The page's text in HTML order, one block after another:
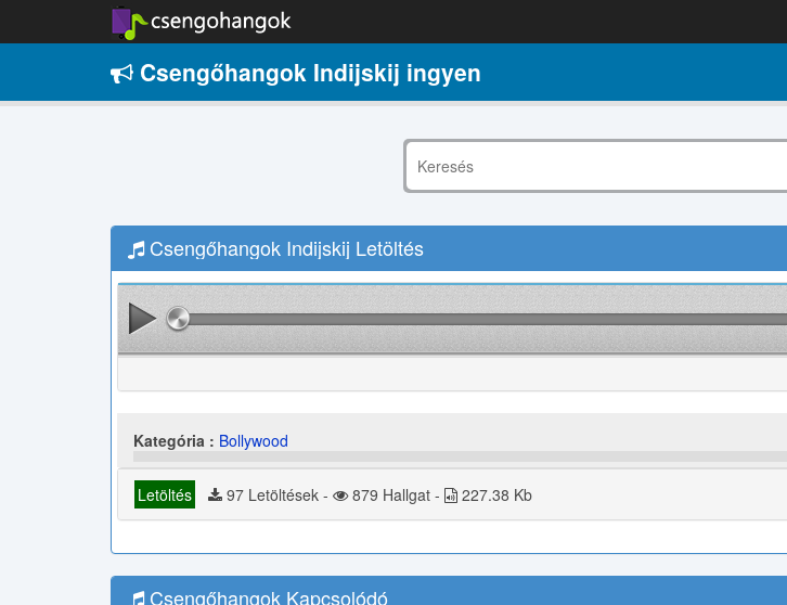
Csengőhangok Indijskij ingyen
Csengőhangok Indijskij Letöltés
Kategória : Bollywood
Letöltés 97 Letöltések - 879 Hallgat - 227.38 Kb
Csengőhangok Kapcsolódó